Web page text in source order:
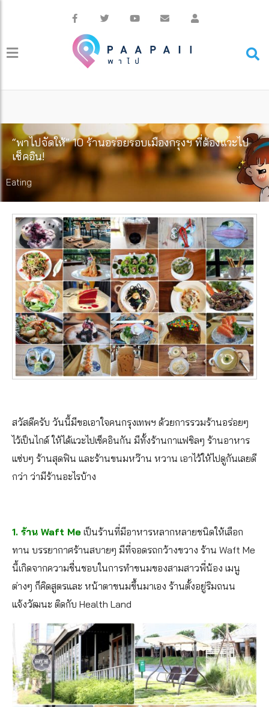
“พาไปจัดให้” 10 ร้านอร่อยรอบเมืองกรุงฯ ที่ต้องแวะไป
เช็คอิน!
Eating
สวัสดีครับ วันนี้มีขอเอาใจคนกรุงเทพฯ ด้วยการรวมร้านอร่อยๆ
ไว้เป็นไกด์ ให้ได้แวะไปเช็คอินกัน มีทั้งร้านกาแฟชิลๆ ร้านอาหาร
แซ่บๆ ร้านสุดฟิน และร้านขนมหว๊าน หวาน เอาไว้ให้ไปดูกันเลยดี
กว่า ว่ามีร้านอะไรบ้าง
1. ร้าน Waft Me เป็นร้านที่มีอาหารหลากหลายชนิดให้เลือก
ทาน บรรยากาศร้านสบายๆ มีที่จอดรถกว้างขวาง ร้าน Waft Me
นี้เกิดจากความชื่นชอบในการทำขนมของสามสาวพี่น้อง เมนู
ต่างๆ ก็คิดสูตรและ หน้าตาขนมขึ้นมาเอง ร้านตั้งอยู่ริมถนน
แจ้งวัฒนะ ติดกับ Health Land